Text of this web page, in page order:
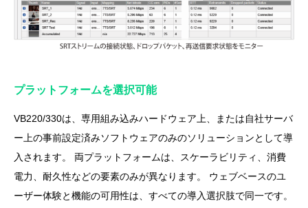
プラットフォームを選択可能
VB220/330は、専用組み込みハードウェア上、または自社サーバ
ー上の事前設定済みソフトウェアのみのソリューションとして導
入されます。 両プラットフォームは、スケーラビリティ、消費
電力、耐久性などの要素のみが異なります。 ウェブベースのユ
ーザー体験と機能の可用性は、すべての導入選択肢で同一です。